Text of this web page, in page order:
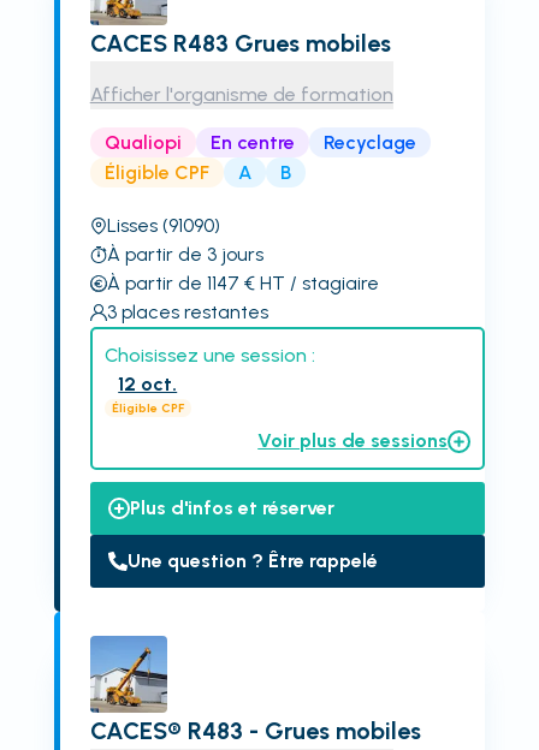
CACES R483 Grues mobiles
Afficher l'organisme de formation
Qualiopi En centre
Recyclage
Éligible CPF
A B
Lisses (91090)
À partir de 3 jours
À partir de 1147 € HT / stagiaire
3 places restantes
Choisissez une session :
12 oct.
Éligible CPF
Voir plus de sessions
Plus d'infos et réserver
Une question ? Être rappelé
CACES® R483 - Grues mobiles